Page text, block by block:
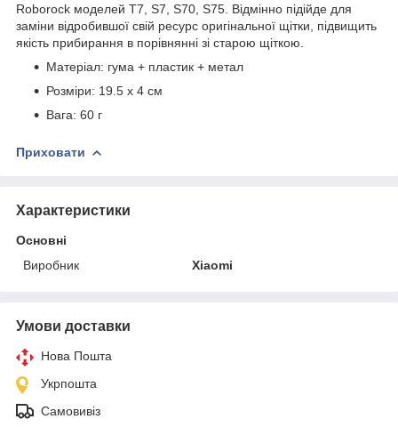
Roborock моделей T7, S7, S70, S75. Відмінно підійде для
заміни відробившої свій ресурс оригінальної щітки, підвищить
якість прибирання в порівнянні зі старою щіткою.
Матеріал: гума + пластик + метал
Розміри: 19.5 x 4 см
Вага: 60 г
Приховати
Характеристики
Основні
Виробник
Xiaomi
Умови доставки
Нова Пошта
Укрпошта
Самовивіз